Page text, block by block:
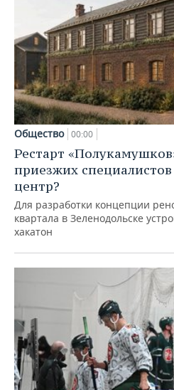
Общество 00:00
Рестарт
приезжих
центр?
Для разработки концепции
квартала в Зеленодольске
хакатон